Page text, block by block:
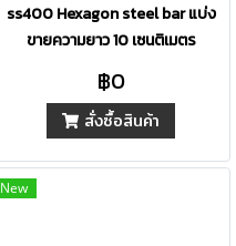
ss400 Hexagon steel bar แบ่ง
ขายความยาว 10 เซนติเมตร
฿0
สั่งซื้อสินค้า
New